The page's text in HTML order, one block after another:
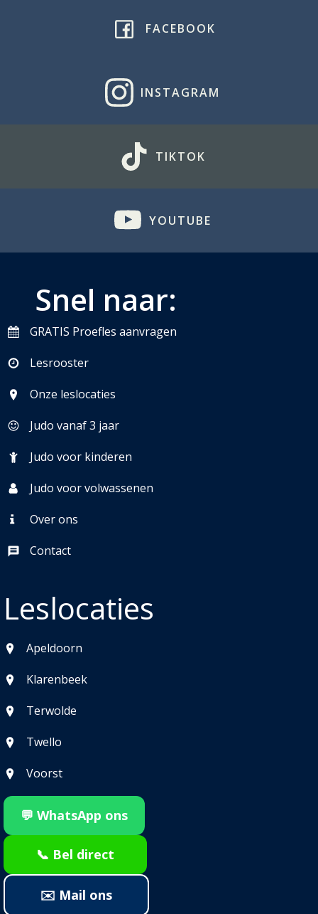
FACEBOOK
INSTAGRAM
TIKTOK
YOUTUBE
Snel naar:
GRATIS Proefles aanvragen
Lesrooster
Onze leslocaties
Judo vanaf 3 jaar
Judo voor kinderen
Judo voor volwassenen
Over ons
Contact
Leslocaties
Apeldoorn
Klarenbeek
Terwolde
Twello
Voorst
💬 WhatsApp ons
📞 Bel direct
✉️ Mail ons